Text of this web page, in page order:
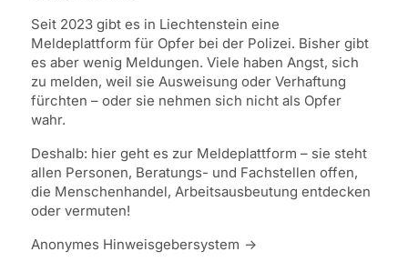
Seit 2023 gibt es in Liechtenstein eine
Meldeplattform für Opfer bei der Polizei. Bisher gibt
es aber wenig Meldungen. Viele haben Angst, sich
zu melden, weil sie Ausweisung oder Verhaftung
fürchten – oder sie nehmen sich nicht als Opfer
wahr.
Deshalb: hier geht es zur Meldeplattform – sie steht
allen Personen, Beratungs- und Fachstellen offen,
die Menschenhandel, Arbeitsausbeutung entdecken
oder vermuten!
Anonymes Hinweisgebersystem